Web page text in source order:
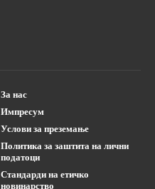
За нас
Импресум
Услови за преземање
Политика за заштита на лични
податоци
Стандарди на етичко
новинарство